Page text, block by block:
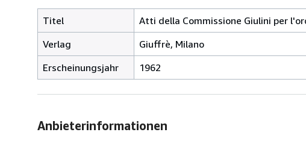
Titel
Atti della Commissione Giulini per
Verlag
Giuffrè, Milano
Erscheinungsjahr
1962
Anbieterinformationen